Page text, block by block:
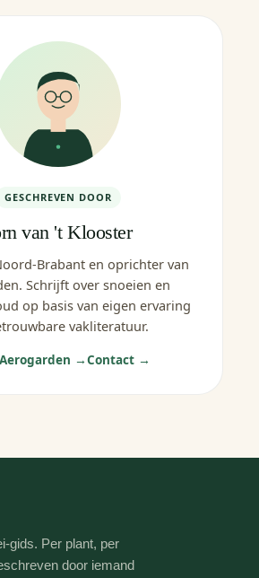
GESCHREVEN DOOR
van 't Klooster
Brabant en oprichter van
Schrijft over snoeien en
op basis van eigen ervaring
vakliteratuur.
→Contact →
gids. Per plant, per
door iemand